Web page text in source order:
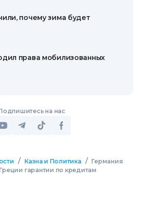
почему зима будет
права мобилизованных
на нас
/ Казна и Политика / Германия
гарантии по кредитам